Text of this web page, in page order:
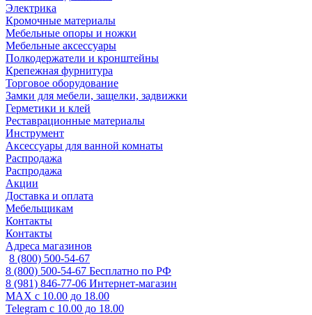
Электрика
Кромочные материалы
Мебельные опоры и ножки
Мебельные аксессуары
Полкодержатели и кронштейны
Крепежная фурнитура
Торговое оборудование
Замки для мебели, защелки, задвижки
Герметики и клей
Реставрационные материалы
Инструмент
Аксессуары для ванной комнаты
Распродажа
Распродажа
Акции
Доставка и оплата
Мебельщикам
Контакты
Контакты
Адреса магазинов
8 (800) 500-54-67
8 (800) 500-54-67 Бесплатно по РФ
8 (981) 846-77-06 Интернет-магазин
MAX с 10.00 до 18.00
Telegram с 10.00 до 18.00